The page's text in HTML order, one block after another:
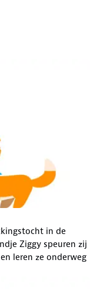
in de
Ziggy speuren zij
leren ze onderweg